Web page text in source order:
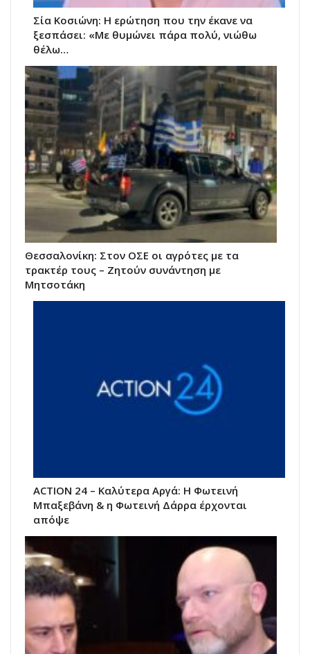
Σία Κοσιώνη: Η ερώτηση που την έκανε να
ξεσπάσει: «Με θυμώνει πάρα πολύ, νιώθω
θέλω…
Θεσσαλονίκη: Στον ΟΣΕ οι αγρότες με τα
τρακτέρ τους – Ζητούν συνάντηση με
Μητσοτάκη
ACTION 24 – Καλύτερα Αργά: Η Φωτεινή
Μπαξεβάνη & η Φωτεινή Δάρρα έρχονται
απόψε